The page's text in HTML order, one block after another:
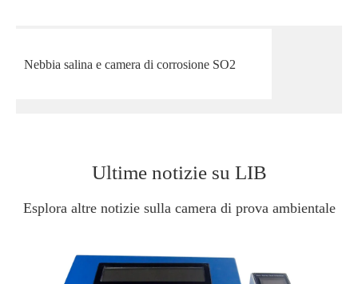
Nebbia salina e camera di corrosione SO2
Ultime notizie su LIB
Esplora altre notizie sulla camera di prova ambientale